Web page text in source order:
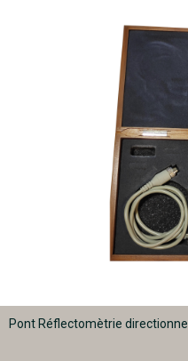
Pont Réflectomètrie directionnel